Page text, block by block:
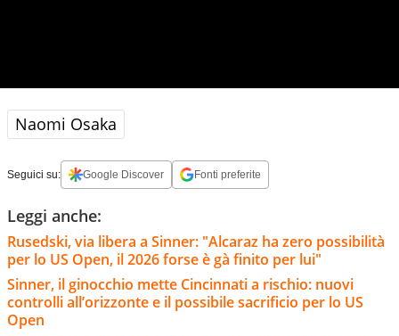
Naomi Osaka
Seguici su: Google Discover Fonti preferite
Leggi anche:
Rusedski, via libera a Sinner: "Alcaraz ha zero possibilità
per lo US Open, il 2026 forse è gà finito per lui"
Sinner, il ginocchio mette Cincinnati a rischio: nuovi
controlli all’orizzonte e il possibile sacrificio per lo US
Open